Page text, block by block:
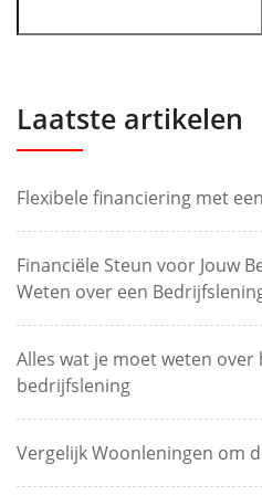
Laatste artikelen
Flexibele financiering met
Financiële Steun voor Jouw
Weten over een
Alles wat je moet weten over
bedrijfslening
Vergelijk Woonleningen om